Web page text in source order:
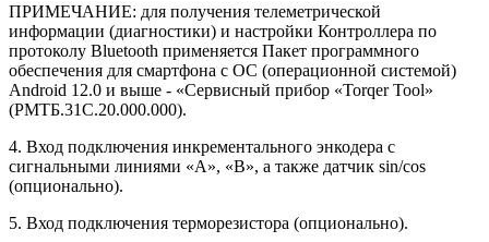
ПРИМЕЧАНИЕ: для получения телеметрической
информации (диагностики) и настройки Контроллера по
протоколу Bluetooth применяется Пакет программного
обеспечения для смартфона с ОС (операционной системой)
Android 12.0 и выше - «Сервисный прибор «Torqer Tool»
(РМТБ.31C.20.000.000).
4. Вход подключения инкрементального энкодера с
сигнальными линиями «А», «В», а также датчик sin/cos
(опционально).
5. Вход подключения терморезистора (опционально).